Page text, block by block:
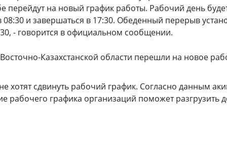
перейдут на новый график работы. Рабочий день
08:30 и завершаться в 17:30. Обеденный перерыв
- говорится в официальном сообщении.
Казахстанской области перешли на новое
хотят сдвинуть рабочий график. Согласно данным
рабочего графика организаций поможет разгрузить